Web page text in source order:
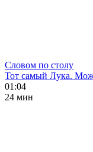
Словом по столу
Тот самый Лука.
01:04
24 мин